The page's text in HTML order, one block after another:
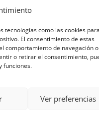
tecnologías como las cookies para
El consentimiento de estas
comportamiento de navegación o
o retirar el consentimiento,
funciones.
Ver preferencias